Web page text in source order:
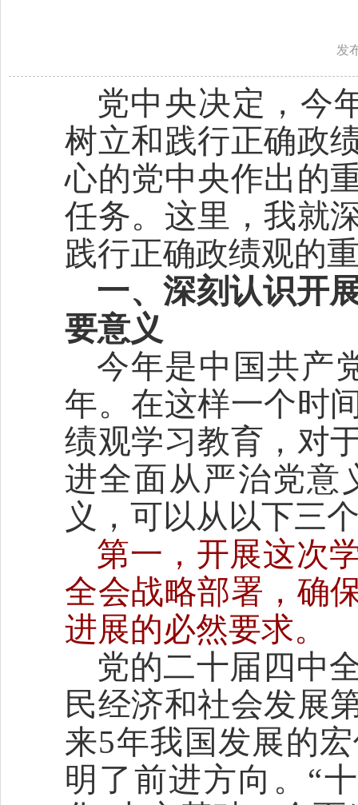
发
党中央决定，今
树立和践行正确政
心的党中央作出的
任务。这里，我就
践行正确政绩观的
一、深刻认识开
要意义
今年是中国共产
年。在这样一个时
绩观学习教育，对
进全面从严治党意
义，可以从以下三
第一，开展这次
全会战略部署，确
进展的必然要求。
党的二十届四中
民经济和社会发展
来5年我国发展的
明了前进方向。“